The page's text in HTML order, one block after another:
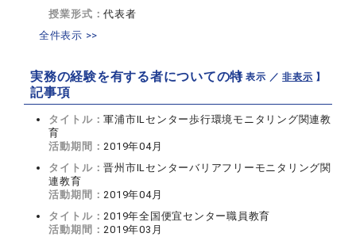
授業形式：代表者
全件表示 >>
実務の経験を有する者についての特
記事項
【 表示 ／非表示 】
タイトル：軍浦市ILセンター歩行環境モニタリング関連教
育
活動期間：2019年04月
タイトル：晋州市ILセンターバリアフリーモニタリング関
連教育
活動期間：2019年04月
タイトル：2019年全国便宜センター職員教育
活動期間：2019年03月